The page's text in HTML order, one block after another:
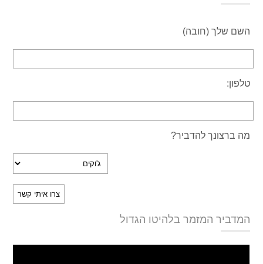
השם שלך (חובה)
טלפון:
מה ברצונך להדביר?
המדביר המזמר בלהיטו הגדול